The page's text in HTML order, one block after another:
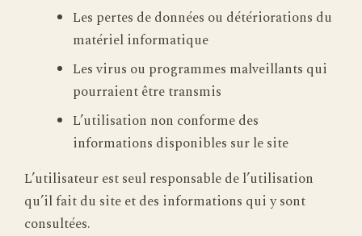
Les pertes de données ou détériorations du
matériel informatique
Les virus ou programmes malveillants qui
pourraient être transmis
L’utilisation non conforme des
informations disponibles sur le site
L’utilisateur est seul responsable de l’utilisation
qu’il fait du site et des informations qui y sont
consultées.